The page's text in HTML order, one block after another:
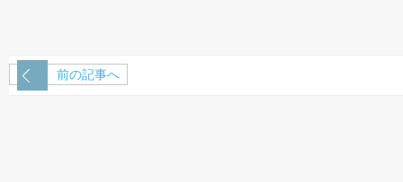
前の記事へ